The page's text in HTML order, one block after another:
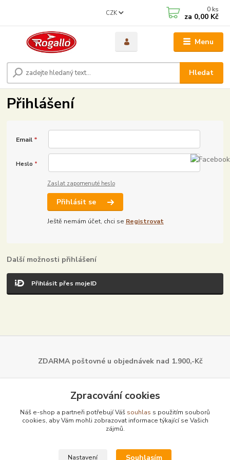
Menu
CZK
Hledat
0 ks
za 0,00 Kč
Přihlášení
Email *
Heslo *
Zaslat zapomenuté heslo
Přihlásit se
Ještě nemám účet, chci se Registrovat
Další možnosti přihlášení
Přihlásit přes mojeID
ZDARMA poštovné u objednáveknad 1.900,-Kč
Dále z naší nabídky
Zpracování cookies
Náš e-shop a partneři potřebují Váš souhlas s použitím souborů
cookies, aby Vám mohli zobrazovat informace týkající se Vašich
zájmů.
Nastavení Souhlasím